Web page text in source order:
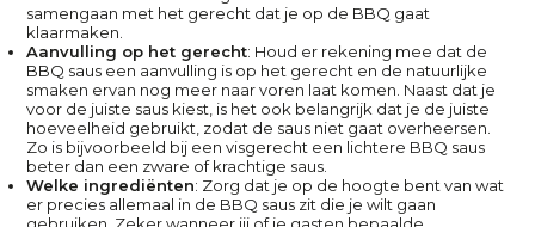
samengaan met het gerecht dat je op de BBQ gaat
klaarmaken.
Aanvulling op het gerecht: Houd er rekening mee dat de
BBQ saus een aanvulling is op het gerecht en de natuurlijke
smaken ervan nog meer naar voren laat komen. Naast dat je
voor de juiste saus kiest, is het ook belangrijk dat je de juiste
hoeveelheid gebruikt, zodat de saus niet gaat overheersen.
Zo is bijvoorbeeld bij een visgerecht een lichtere BBQ saus
beter dan een zware of krachtige saus.
Welke ingrediënten: Zorg dat je op de hoogte bent van wat
er precies allemaal in de BBQ saus zit die je wilt gaan